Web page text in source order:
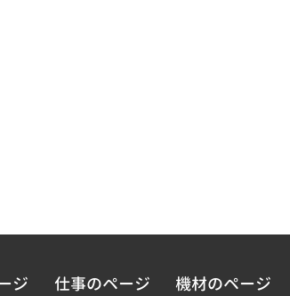
ジ 仕事のページ 機材のページ